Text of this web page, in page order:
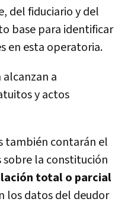
del fiduciario y del
base para identificar
en esta operatoria.
alcanzan a
y actos
también contarán el
la constitución
total o parcial
los datos del deudor